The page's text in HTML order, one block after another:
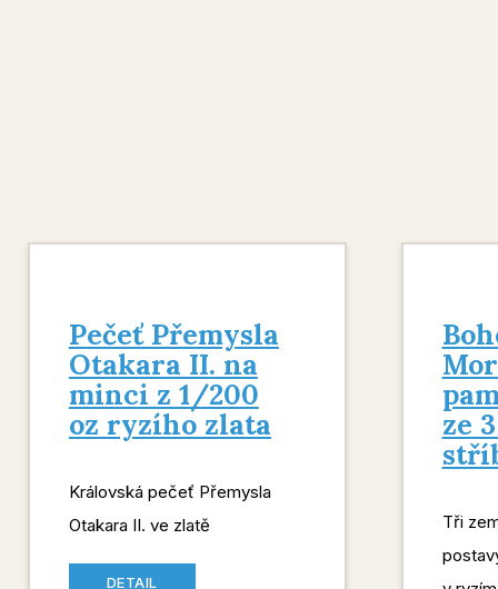
Pečeť Přemysla
Otakara II. na
minci z 1/200
oz ryzího zlata
Královská pečeť Přemysla
Otakara II. ve zlatě
DETAIL
ze
Tři